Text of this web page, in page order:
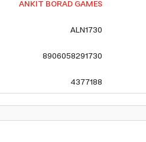
ANKIT BORAD GAMES
ALN1730
8906058291730
4377188